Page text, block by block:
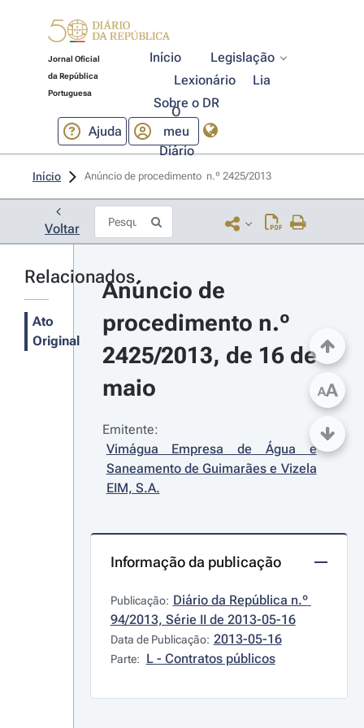
Jornal Oficial
da República
Portuguesa
Início
Legislação
Lexionário
Lia
Sobre o DR
Ajuda
O
meu
Diário
Início Anúncio de procedimento  n.º 2425/2013
Voltar
Relacionados
Ato
Original
Anúncio de
procedimento n.º
2425/2013, de 16 de
maio
Emitente:
Vimágua Empresa de Água e
Saneamento de Guimarães e Vizela
EIM, S.A.
Informação da publicação
Publicação: Diário da República n.º
94/2013, Série II de 2013-05-16
Data de Publicação: 2013-05-16
Parte: L - Contratos públicos
AA